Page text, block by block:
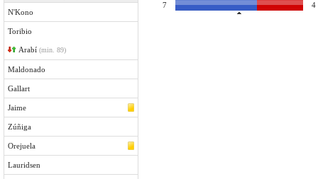
N'Kono
Toribio
Arabí­ (min. 89)
Maldonado
Gallart
Jaime
Zúñiga
Orejuela
Lauridsen
7 4